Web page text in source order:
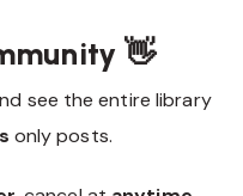
👋
see the entire library
only posts.